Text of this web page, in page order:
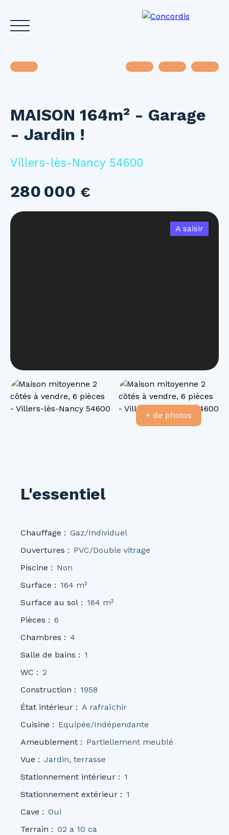
Accueil Acheter Louer Vendre Investir
Estimez votre bien
MAISON 164m² - Garage
- Jardin !
Villers-lès-Nancy 54600
280 000 €
A saisir
+ de photos
L'essentiel
Chauffage : Gaz/Individuel
Ouvertures : PVC/Double vitrage
Piscine : Non
Surface : 164 m²
Surface au sol : 164 m²
Pièces : 6
Chambres : 4
Salle de bains : 1
WC : 2
Construction : 1958
État intérieur : A rafraîchir
Cuisine : Equipée/Indépendante
Ameublement : Partiellement meublé
Vue : Jardin, terrasse
Stationnement intérieur : 1
Stationnement extérieur : 1
Cave : Oui
Terrain : 02 a 10 ca